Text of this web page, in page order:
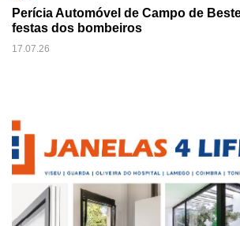
Perícia Automóvel de Campo de
festas dos bombeiros
17.07.26